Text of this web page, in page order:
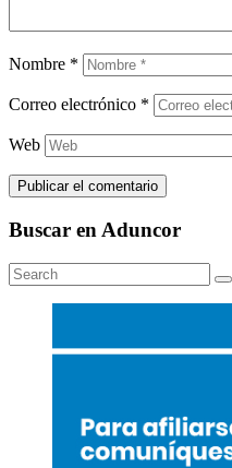
Nombre *
Correo electrónico *
Web
Buscar en Aduncor
Search
for: